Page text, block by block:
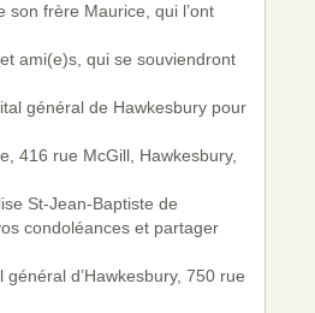
frère Maurice, qui l’ont
ami(e)s, qui se souviendront
général de Hawkesbury pour
416 rue McGill, Hawkesbury,
St-Jean-Baptiste de
condoléances et partager
d’Hawkesbury, 750 rue